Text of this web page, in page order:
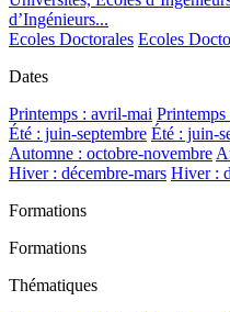
d’Ingénieurs...
Ecoles Doctorales Ecoles
Dates
Printemps : avril-mai
Été : juin-septembre Été : juin-
Automne : octobre-novembre
Hiver : décembre-mars Hiver :
Formations
Formations
Thématiques